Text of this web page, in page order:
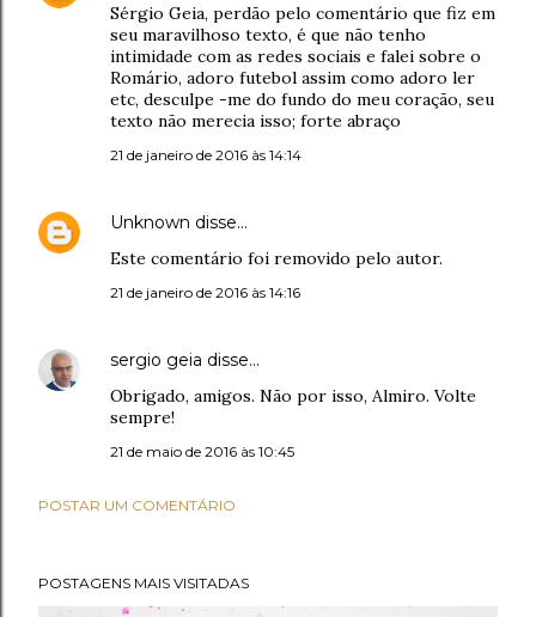
Sérgio Geia, perdão pelo comentário que fiz em
seu maravilhoso texto, é que não tenho
intimidade com as redes sociais e falei sobre o
Romário, adoro futebol assim como adoro ler
etc, desculpe -me do fundo do meu coração, seu
texto não merecia isso; forte abraço
21 de janeiro de 2016 às 14:14
Unknown disse…
Este comentário foi removido pelo autor.
21 de janeiro de 2016 às 14:16
sergio geia disse…
Obrigado, amigos. Não por isso, Almiro. Volte
sempre!
21 de maio de 2016 às 10:45
POSTAR UM COMENTÁRIO
POSTAGENS MAIS VISITADAS